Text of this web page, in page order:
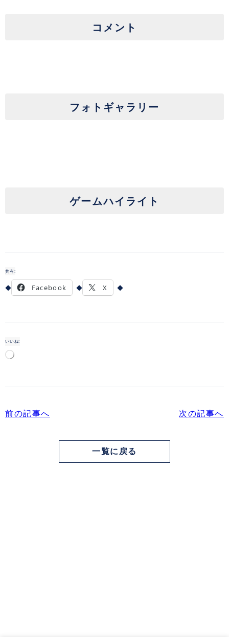
コメント
フォトギャラリー
ゲームハイライト
共有:
Facebook X
いいね:
中…
前の記事へ 次の記事へ
一覧に戻る